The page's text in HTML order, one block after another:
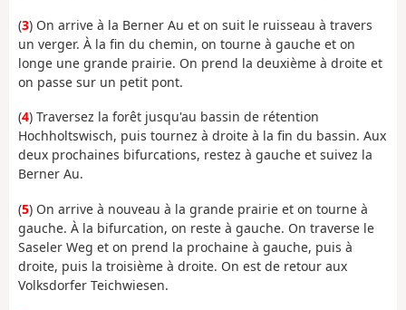
(3) On arrive à la Berner Au et on suit le ruisseau à travers
un verger. À la fin du chemin, on tourne à gauche et on
longe une grande prairie. On prend la deuxième à droite et
on passe sur un petit pont.
(4) Traversez la forêt jusqu'au bassin de rétention
Hochholtswisch, puis tournez à droite à la fin du bassin. Aux
deux prochaines bifurcations, restez à gauche et suivez la
Berner Au.
(5) On arrive à nouveau à la grande prairie et on tourne à
gauche. À la bifurcation, on reste à gauche. On traverse le
Saseler Weg et on prend la prochaine à gauche, puis à
droite, puis la troisième à droite. On est de retour aux
Volksdorfer Teichwiesen.